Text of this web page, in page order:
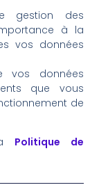
gestion des
à la
vos données
vos données
que vous
de
Politique de